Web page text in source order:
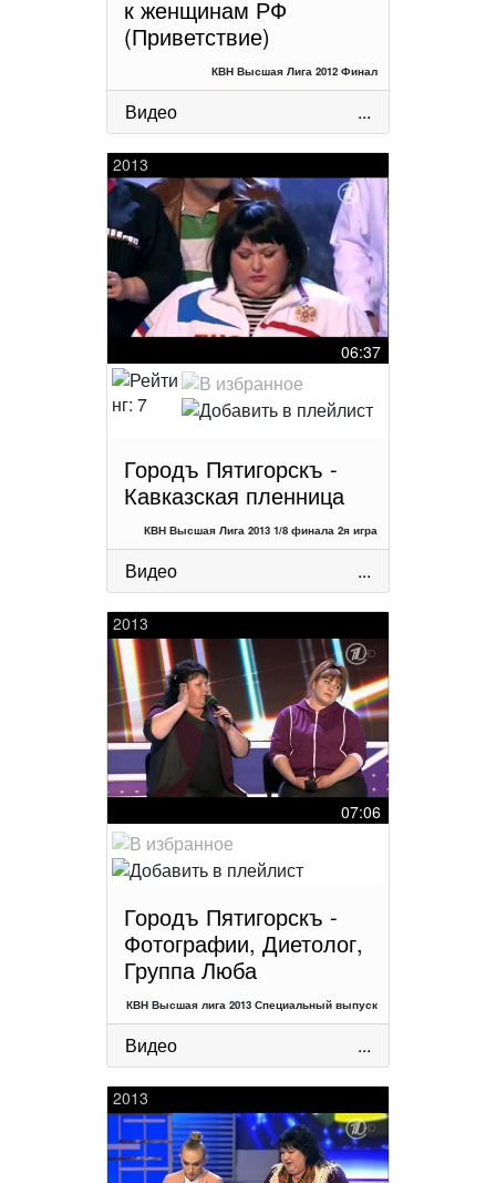
к женщинам РФ
(Приветствие)
КВН Высшая Лига 2012 Финал
Видео ...
2013
06:37
Городъ Пятигорскъ -
Кавказская пленница
КВН Высшая Лига 2013 1/8 финала 2я игра
Видео ...
2013
07:06
Городъ Пятигорскъ -
Фотографии, Диетолог,
Группа Люба
КВН Высшая лига 2013 Специальный выпуск
Видео ...
2013